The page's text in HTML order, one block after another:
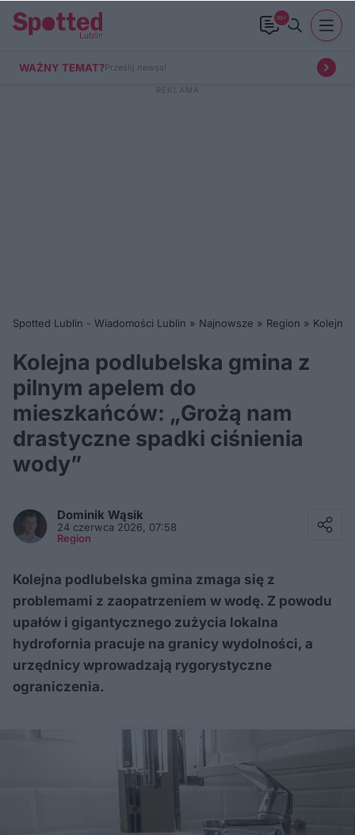
99+
WAŻNY TEMAT?Prześlij newsa!
Spotted Lublin - Wiadomości Lublin » Najnowsze » Region » Kolejna
Kolejna podlubelska gmina z
pilnym apelem do
mieszkańców: „Grożą nam
drastyczne spadki ciśnienia
wody”
Dominik Wąsik
24 czerwca 2026, 07:58
Region
Kolejna podlubelska gmina zmaga się z
problemami z zaopatrzeniem w wodę. Z powodu
upałów i gigantycznego zużycia lokalna
hydrofornia pracuje na granicy wydolności, a
urzędnicy wprowadzają rygorystyczne
ograniczenia.